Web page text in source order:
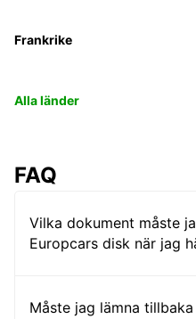
Frankrike
Alla länder
FAQ
Vilka dokument måste
Europcars disk när jag
Måste jag lämna